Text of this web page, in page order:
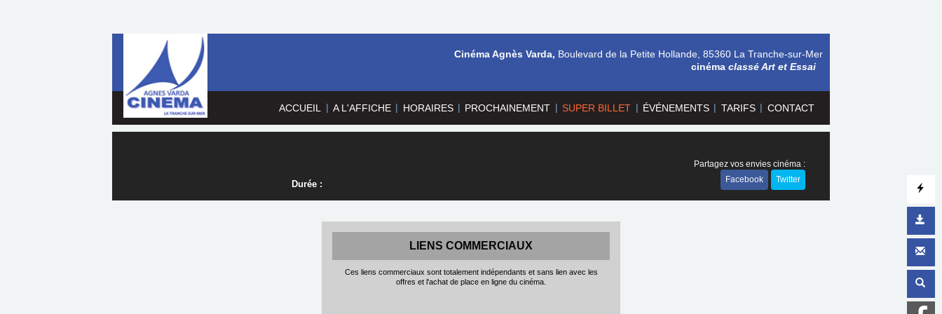
ACCUEIL | A L'AFFICHE | HORAIRES | PROCHAINEMENT | SUPER BILLET | ÉVÉNEMENTS | TARIFS | CONTACT
Cinéma Agnès Varda, Boulevard de la Petite Hollande, 85360 La Tranche-sur-Mer
cinéma classé Art et Essai
Durée :
Partagez vos envies cinéma :
Facebook
Twitter
LIENS COMMERCIAUX
Ces liens commerciaux sont totalement indépendants et sans lien avec les
offres et l'achat de place en ligne du cinéma.